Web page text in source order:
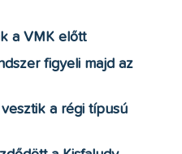
a VMK előtt
figyeli majd az
a régi típusú